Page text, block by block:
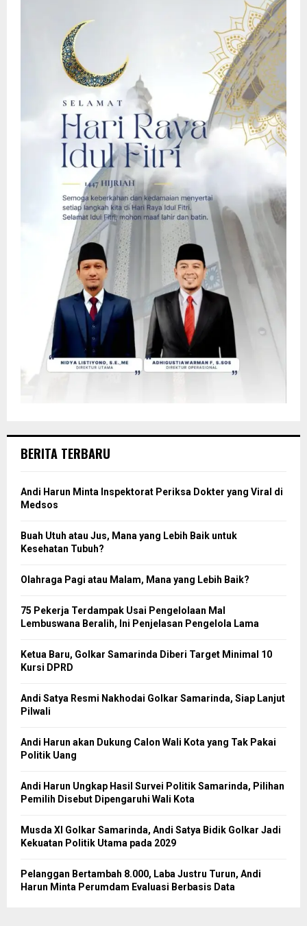
BERITA TERBARU
Andi Harun Minta Inspektorat Periksa Dokter yang Viral di
Medsos
Buah Utuh atau Jus, Mana yang Lebih Baik untuk
Kesehatan Tubuh?
Olahraga Pagi atau Malam, Mana yang Lebih Baik?
75 Pekerja Terdampak Usai Pengelolaan Mal
Lembuswana Beralih, Ini Penjelasan Pengelola Lama
Ketua Baru, Golkar Samarinda Diberi Target Minimal 10
Kursi DPRD
Andi Satya Resmi Nakhodai Golkar Samarinda, Siap Lanjut
Pilwali
Andi Harun akan Dukung Calon Wali Kota yang Tak Pakai
Politik Uang
Andi Harun Ungkap Hasil Survei Politik Samarinda, Pilihan
Pemilih Disebut Dipengaruhi Wali Kota
Musda XI Golkar Samarinda, Andi Satya Bidik Golkar Jadi
Kekuatan Politik Utama pada 2029
Pelanggan Bertambah 8.000, Laba Justru Turun, Andi
Harun Minta Perumdam Evaluasi Berbasis Data